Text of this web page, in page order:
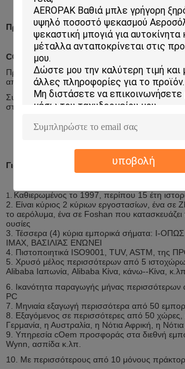
υποβολή
Προσαρμογή
COem και ODM
Προϊόν: μπορούμε να παραγάγουμε το
από το comfirmation του Technicists μας.
Συσκευασία: μπορούμε να σχεδιάσουμε τη
στο ζητούμενο μέγεθός σας.
Γιατί μας επιλέξτε
1. Καθιερωμένος το 1997, περίπου 15 έτη
2. Είναι κύριος 2 κύριων εργοστασίων, ένα σε
το αερόλυμα, ένα σε Foshan που κατασκευάζει
ουσίες
3. Τέσσερα (4) κύρια εμπορικά σήματα: Ι-
IMAX, ΒΑΣΙΛΙΆΣ ΕΝΏΝΕΙ
4. Πιστοποιητικά ISO9001, TUV, ASTM, της
5. Χρυσό μέλος περισσότερων από 5
Alibaba Ιαπωνία, Alibaba Κίνα, κάνω--Κίνα, κ.λπ.
6. Ικανότητα παραγωγής μήνας περισσότερων
PC
7. Μηνιαία εξαγωγή περισσότερα από 50
8. Εξαγόμενος σε περισσότερες από 50
Γερμανία, η Αυστραλία, η Νότια Αφρική, η Νότια
9. Υπηρεσία cOem προσφοράς στα διεθνή
Wynn, ασπίδα κ.λπ.
10. Με περισσότερους από 10 μόνους